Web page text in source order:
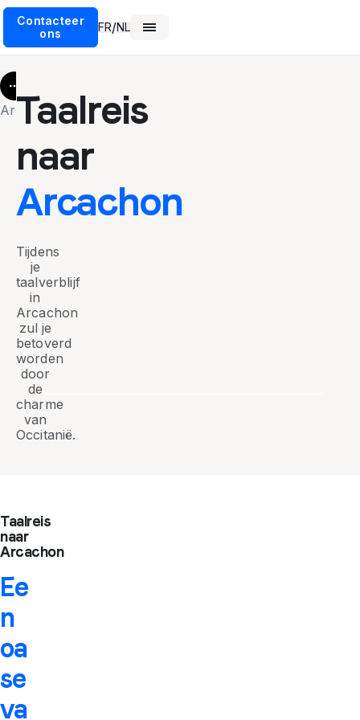
Contacteer
ons
FR/NL
More
Arcachon
Taalreis
naar
Arcachon
Tijdens
je
taalverblijf
in
Arcachon
zul je
betoverd
worden
door
de
charme
van
Occitanië.
Taalreis
naar
Arcachon
Ee
n
oa
se
va